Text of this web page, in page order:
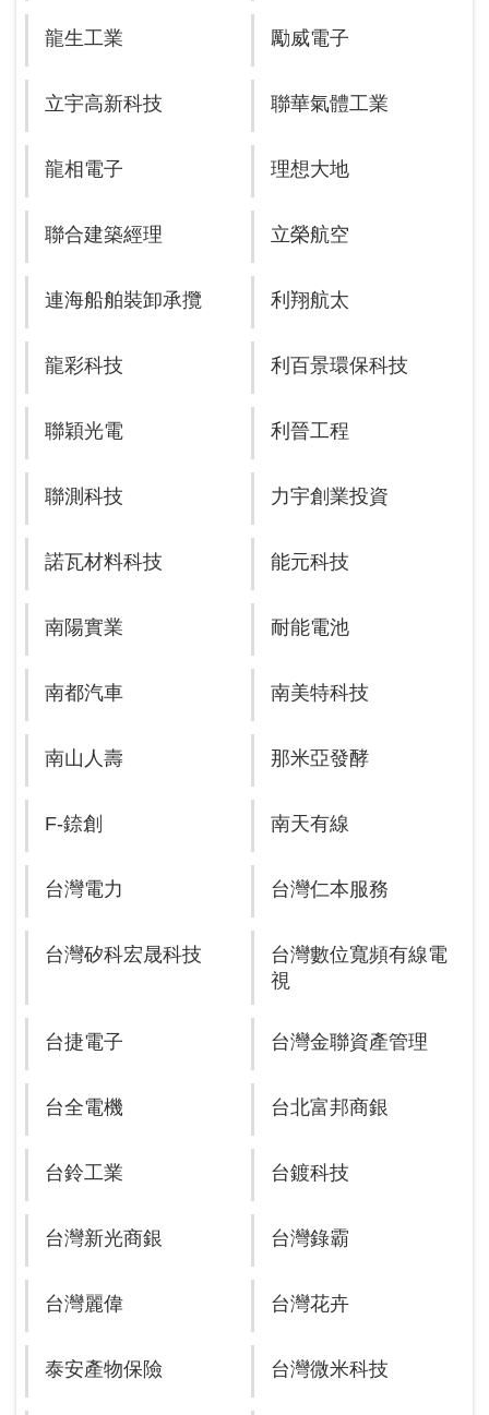
龍生工業 勵威電子
立宇高新科技 聯華氣體工業
龍相電子 理想大地
聯合建築經理 立榮航空
連海船舶裝卸承攬 利翔航太
龍彩科技 利百景環保科技
聯穎光電 利晉工程
聯測科技 力宇創業投資
諾瓦材料科技 能元科技
南陽實業 耐能電池
南都汽車 南美特科技
南山人壽 那米亞發酵
F-錼創 南天有線
台灣電力 台灣仁本服務
台灣矽科宏晟科技
台灣數位寬頻有線電
視
台捷電子 台灣金聯資產管理
台全電機 台北富邦商銀
台鈴工業 台鍍科技
台灣新光商銀 台灣錄霸
台灣麗偉 台灣花卉
泰安產物保險 台灣微米科技